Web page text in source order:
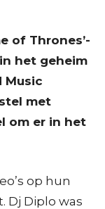
of Thrones’-
het geheim
Music
met
om er in het
op hun
Dj Diplo was